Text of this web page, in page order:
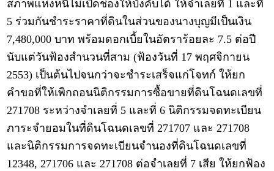
สภาพแห่งหนี้ไม่เปิดช่องให้บังคับได้ ให้จำเลยที่ 1 และที่
5 ร่วมกันชำระราคาที่ดินในส่วนของนางบุญมีเป็นเงิน
7,480,000 บาท พร้อมดอกเบี้ยในอัตราร้อยละ 7.5 ต่อปี
นับแต่วันฟ้องสำนวนที่สาม (ฟ้องวันที่ 17 พฤศจิกายน
2553) เป็นต้นไปจนกว่าจะชำระเสร็จแก่โจทก์ ให้ยก
คำขอที่ให้เพิกถอนนิติกรรมการซื้อขายที่ดินโฉนดเลขที่
271708 ระหว่างจำเลยที่ 5 และที่ 6 นิติกรรมจดทะเบียน
ภาระจำยอมในที่ดินโฉนดเลขที่ 271707 และ 271708
และนิติกรรมการจดทะเบียนจำนองที่ดินโฉนดเลขที่
12348, 271706 และ 271708 ต่อจำเลยที่ 7 เสีย ให้ยกฟ้อง